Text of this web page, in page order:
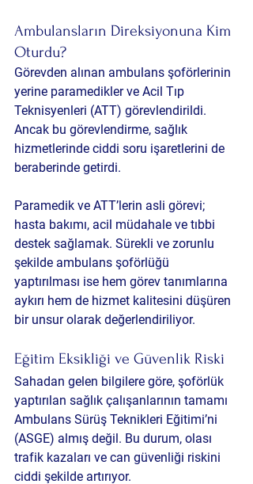
Ambulansların Direksiyonuna Kim
Oturdu?
Görevden alınan ambulans şoförlerinin
yerine paramedikler ve Acil Tıp
Teknisyenleri (ATT) görevlendirildi.
Ancak bu görevlendirme, sağlık
hizmetlerinde ciddi soru işaretlerini de
beraberinde getirdi.
Paramedik ve ATT’lerin asli görevi;
hasta bakımı, acil müdahale ve tıbbi
destek sağlamak. Sürekli ve zorunlu
şekilde ambulans şoförlüğü
yaptırılması ise hem görev tanımlarına
aykırı hem de hizmet kalitesini düşüren
bir unsur olarak değerlendiriliyor.
Eğitim Eksikliği ve Güvenlik Riski
Sahadan gelen bilgilere göre, şoförlük
yaptırılan sağlık çalışanlarının tamamı
Ambulans Sürüş Teknikleri Eğitimi’ni
(ASGE) almış değil. Bu durum, olası
trafik kazaları ve can güvenliği riskini
ciddi şekilde artırıyor.